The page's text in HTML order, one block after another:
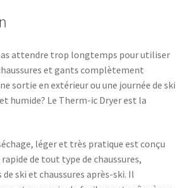
attendre trop longtemps pour utiliser
et gants complètement
sortie en extérieur ou une journée de ski
humide? Le Therm-ic Dryer est la
léger et très pratique est conçu
de tout type de chaussures,
ski et chaussures après-ski. Il